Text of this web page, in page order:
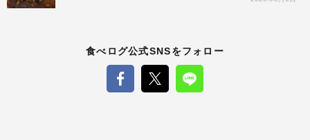
食べログ公式SNSをフォロー